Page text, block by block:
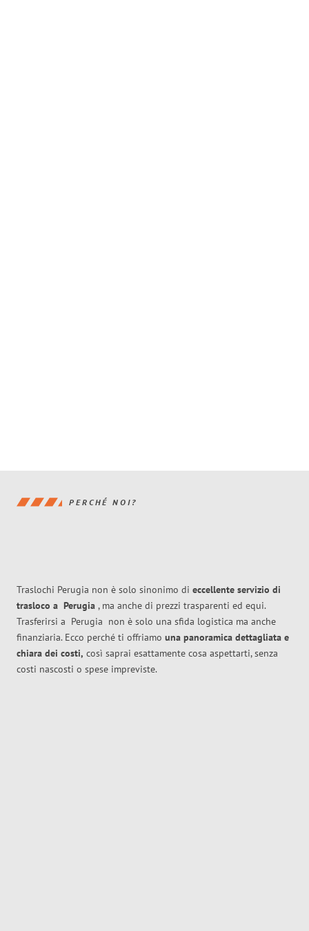
PERCHÉ NOI?
Traslochi Perugia non è solo sinonimo di eccellente servizio di
trasloco a Perugia , ma anche di prezzi trasparenti ed equi.
Trasferirsi a Perugia non è solo una sfida logistica ma anche
finanziaria. Ecco perché ti offriamo una panoramica dettagliata e
chiara dei costi, così saprai esattamente cosa aspettarti, senza
costi nascosti o spese impreviste.